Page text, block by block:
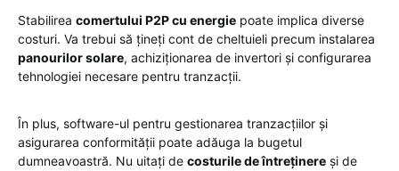
Stabilirea comertului P2P cu energie poate implica diverse
costuri. Va trebui să țineți cont de cheltuieli precum instalarea
panourilor solare, achiziționarea de invertori și configurarea
tehnologiei necesare pentru tranzacții.
În plus, software-ul pentru gestionarea tranzacțiilor și
asigurarea conformității poate adăuga la bugetul
dumneavoastră. Nu uitați de costurile de întreținere și de